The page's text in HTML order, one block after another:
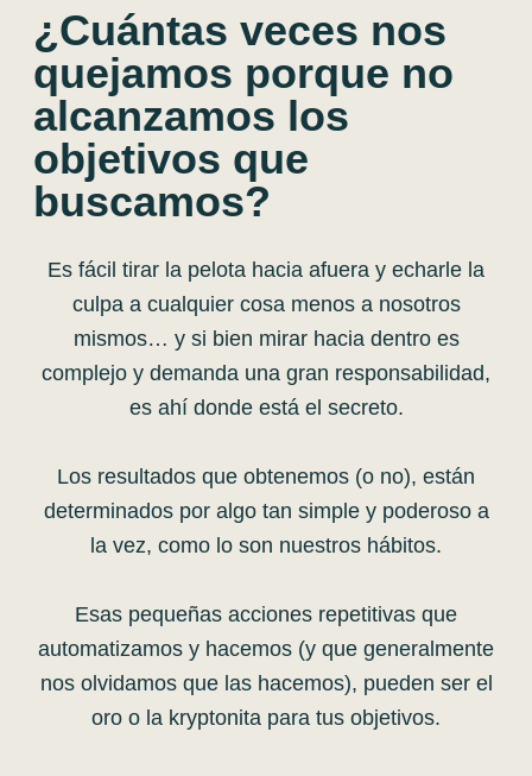
¿Cuántas veces nos
quejamos porque no
alcanzamos los
objetivos que
buscamos?
Es fácil tirar la pelota hacia afuera y echarle la
culpa a cualquier cosa menos a nosotros
mismos… y si bien mirar hacia dentro es
complejo y demanda una gran responsabilidad,
es ahí donde está el secreto.
Los resultados que obtenemos (o no), están
determinados por algo tan simple y poderoso a
la vez, como lo son nuestros hábitos.
Esas pequeñas acciones repetitivas que
automatizamos y hacemos (y que generalmente
nos olvidamos que las hacemos), pueden ser el
oro o la kryptonita para tus objetivos.